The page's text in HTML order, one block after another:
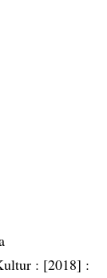
: [2018] :